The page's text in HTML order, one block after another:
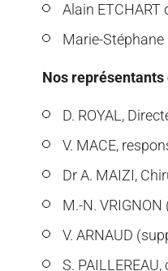
Alain ETCHART
Marie-
Nos représentants
D. ROYAL,
V. MACE,
Dr A. MAIZI,
M.-N.
V. ARNAUD
S.